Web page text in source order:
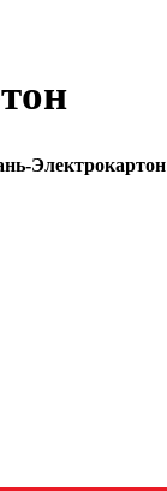
Электрокартон